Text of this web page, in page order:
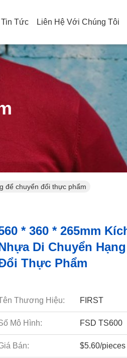
Tin Tức Liên Hệ Với Chúng Tôi
để chuyển đổi thực phẩm
* 360 * 265mm
Di Chuyển
Thực Phẩm
Thương Hiệu: FIRST
Mô Hình: FSD TS600
Bán: $5.60/